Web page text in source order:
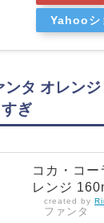
Yahooシ
ンタ オレン
ぎ
コカ・コー
レンジ
created by
ファンタ